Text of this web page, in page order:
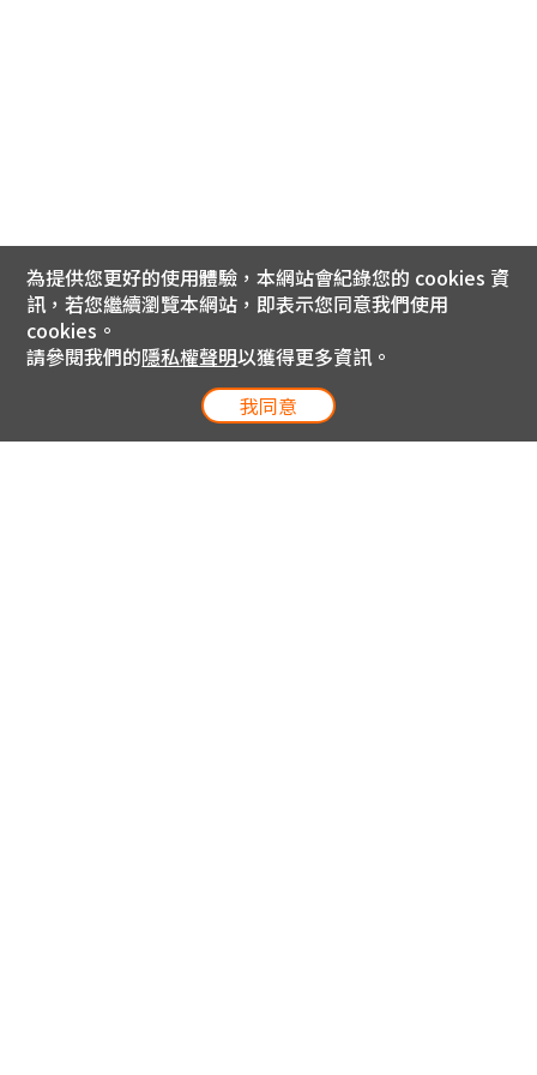
為提供您更好的使用體驗，本網站會紀錄您的 cookies 資
訊，若您繼續瀏覽本網站，即表示您同意我們使用
cookies。
請參閱我們的隱私權聲明以獲得更多資訊。
我同意